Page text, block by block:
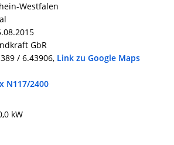
Westfalen
GbR
/ 6.43906, Link zu Google Maps
N117/2400
kW